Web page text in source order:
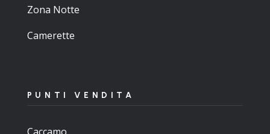
Zona Notte
Camerette
PUNTI VENDITA